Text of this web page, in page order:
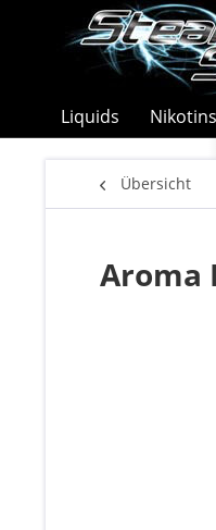
Liquids
Übersicht
Aroma